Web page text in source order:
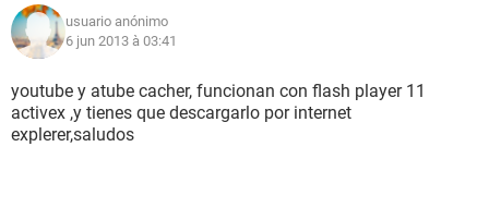
usuario anónimo
6 jun 2013 à 03:41
youtube y atube cacher, funcionan con flash player 11
activex ,y tienes que descargarlo por internet
explerer,saludos